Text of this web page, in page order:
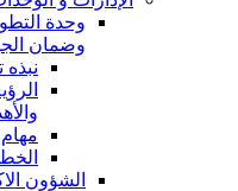
وحدة
وضمان
نبذه
الشؤون